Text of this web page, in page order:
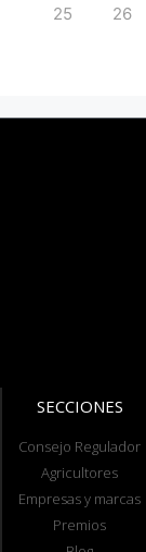
25
26
SECCIONES
Consejo Regulador
Agricultores
Empresas y marcas
Premios